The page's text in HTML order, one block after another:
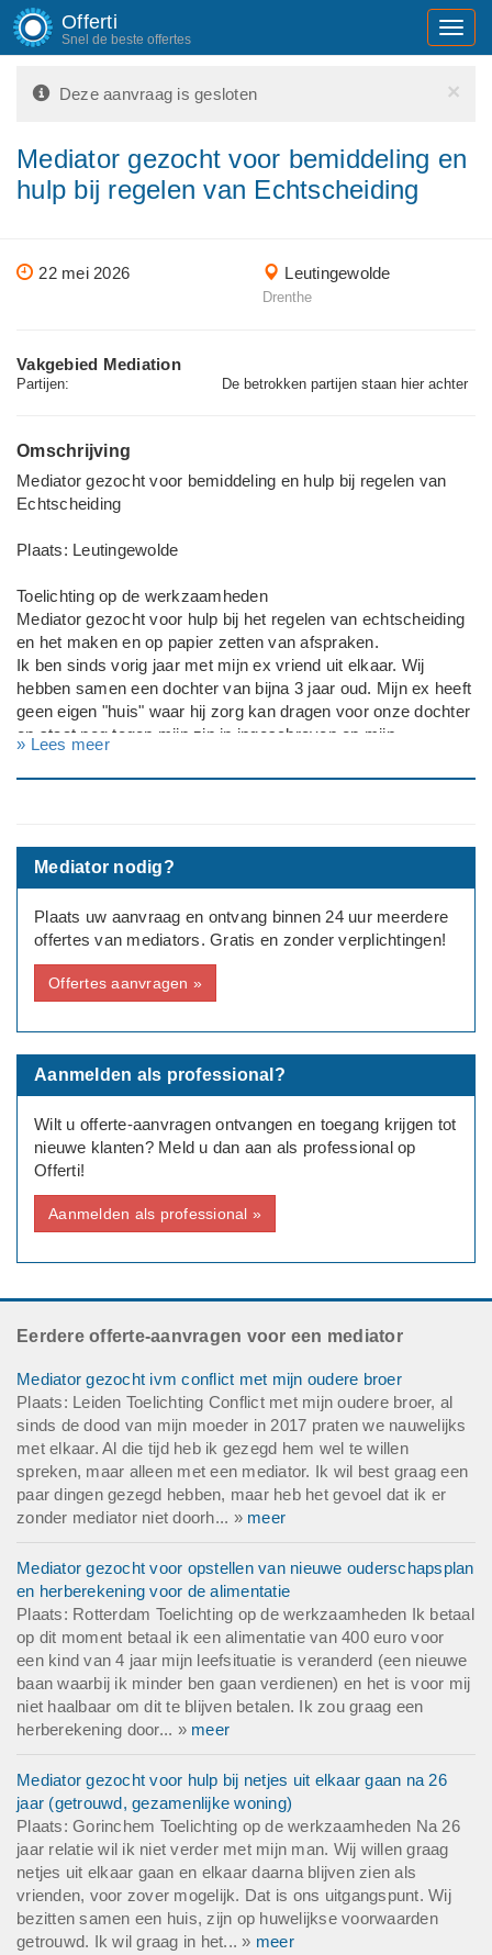
Offerti
Snel de beste offertes
×
Deze aanvraag is gesloten
Mediator gezocht voor bemiddeling en
hulp bij regelen van Echtscheiding
22 mei 2026 Leutingewolde
Drenthe
Vakgebied Mediation
Partijen: De betrokken partijen staan hier achter
Omschrijving
Mediator gezocht voor bemiddeling en hulp bij regelen van
Echtscheiding
Plaats: Leutingewolde
Toelichting op de werkzaamheden
Mediator gezocht voor hulp bij het regelen van echtscheiding
en het maken en op papier zetten van afspraken.
Ik ben sinds vorig jaar met mijn ex vriend uit elkaar. Wij
hebben samen een dochter van bijna 3 jaar oud. Mijn ex heeft
geen eigen "huis" waar hij zorg kan dragen voor onze dochter
en staat nog tegen mijn zin in ingeschreven op mijn
k zou graag samen met een mediator dingen op papier willen
Op het moment is hij van dinsdagavond t/m vrijdag ochtend in
mijn huis met onze dochter en ben ik dan bij mijn vriend. Ik
met onze dochter.
Graag zou ik hier duidelijke afspraken op papier over willen
maken met betrekking tot alles.
Deadline: Graag zo spoedig mogelijk
» Lees meer
Mediator nodig?
Plaats uw aanvraag en ontvang binnen 24 uur meerdere
offertes van mediators. Gratis en zonder verplichtingen!
Offertes aanvragen »
Aanmelden als professional?
Wilt u offerte-aanvragen ontvangen en toegang krijgen tot
nieuwe klanten? Meld u dan aan als professional op
Offerti!
Aanmelden als professional »
Eerdere offerte-aanvragen voor een mediator
Mediator gezocht ivm conflict met mijn oudere broer
Plaats: Leiden Toelichting Conflict met mijn oudere broer, al
sinds de dood van mijn moeder in 2017 praten we nauwelijks
met elkaar. Al die tijd heb ik gezegd hem wel te willen
spreken, maar alleen met een mediator. Ik wil best graag een
paar dingen gezegd hebben, maar heb het gevoel dat ik er
zonder mediator niet doorh... » meer
Mediator gezocht voor opstellen van nieuwe ouderschapsplan
en herberekening voor de alimentatie
Plaats: Rotterdam Toelichting op de werkzaamheden Ik betaal
op dit moment betaal ik een alimentatie van 400 euro voor
een kind van 4 jaar mijn leefsituatie is veranderd (een nieuwe
baan waarbij ik minder ben gaan verdienen) en het is voor mij
niet haalbaar om dit te blijven betalen. Ik zou graag een
herberekening door... » meer
Mediator gezocht voor hulp bij netjes uit elkaar gaan na 26
jaar (getrouwd, gezamenlijke woning)
Plaats: Gorinchem Toelichting op de werkzaamheden Na 26
jaar relatie wil ik niet verder met mijn man. Wij willen graag
netjes uit elkaar gaan en elkaar daarna blijven zien als
vrienden, voor zover mogelijk. Dat is ons uitgangspunt. Wij
bezitten samen een huis, zijn op huwelijkse voorwaarden
getrouwd. Ik wil graag in het... » meer